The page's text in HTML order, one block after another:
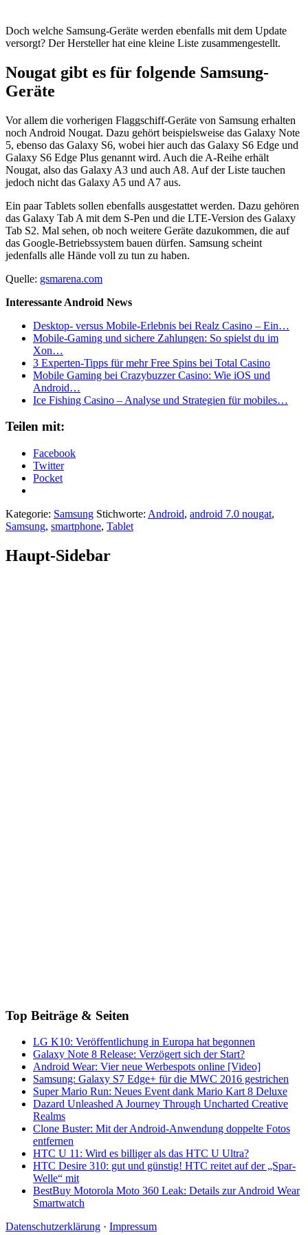
Doch welche Samsung-Geräte werden ebenfalls mit dem Update
versorgt? Der Hersteller hat eine kleine Liste zusammengestellt.
Nougat gibt es für folgende Samsung-
Geräte
Vor allem die vorherigen Flaggschiff-Geräte von Samsung erhalten
noch Android Nougat. Dazu gehört beispielsweise das Galaxy Note
5, ebenso das Galaxy S6, wobei hier auch das Galaxy S6 Edge und
Galaxy S6 Edge Plus genannt wird. Auch die A-Reihe erhält
Nougat, also das Galaxy A3 und auch A8. Auf der Liste tauchen
jedoch nicht das Galaxy A5 und A7 aus.
Ein paar Tablets sollen ebenfalls ausgestattet werden. Dazu gehören
das Galaxy Tab A mit dem S-Pen und die LTE-Version des Galaxy
Tab S2. Mal sehen, ob noch weitere Geräte dazukommen, die auf
das Google-Betriebssystem bauen dürfen. Samsung scheint
jedenfalls alle Hände voll zu tun zu haben.
Quelle: gsmarena.com
Interessante Android News
Desktop‑ versus Mobile‑Erlebnis bei Realz Casino – Ein…
Mobile‑Gaming und sichere Zahlungen: So spielst du im
Xon…
3 Experten‑Tipps für mehr Free Spins bei Total Casino
Mobile Gaming bei Crazybuzzer Casino: Wie iOS und
Android…
Ice Fishing Casino – Analyse und Strategien für mobiles…
Teilen mit:
Facebook
Twitter
Pocket
Kategorie: Samsung Stichworte: Android, android 7.0 nougat,
Samsung, smartphone, Tablet
Haupt-Sidebar
Top Beiträge & Seiten
LG K10: Veröffentlichung in Europa hat begonnen
Galaxy Note 8 Release: Verzögert sich der Start?
Android Wear: Vier neue Werbespots online [Video]
Samsung: Galaxy S7 Edge+ für die MWC 2016 gestrichen
Super Mario Run: Neues Event dank Mario Kart 8 Deluxe
Dazard Unleashed A Journey Through Uncharted Creative
Realms
Clone Buster: Mit der Android-Anwendung doppelte Fotos
entfernen
HTC U 11: Wird es billiger als das HTC U Ultra?
HTC Desire 310: gut und günstig! HTC reitet auf der „Spar-
Welle“ mit
BestBuy Motorola Moto 360 Leak: Details zur Android Wear
Smartwatch
Datenschutzerklärung · Impressum